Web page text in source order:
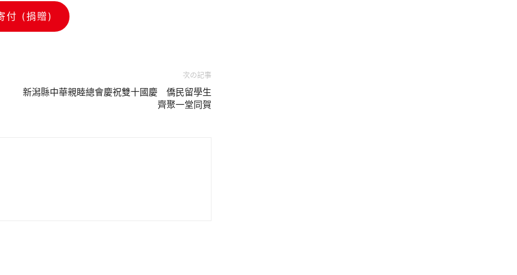
付 (捐贈)
次の記事
新潟縣中華親睦總會慶祝雙十國慶 僑民留學生
齊聚一堂同賀